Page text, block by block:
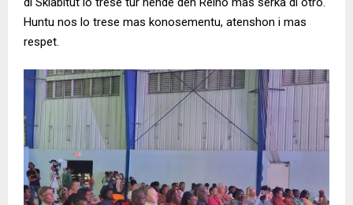
Huntu nos lo trese mas konosementu, atenshon i mas
respet.